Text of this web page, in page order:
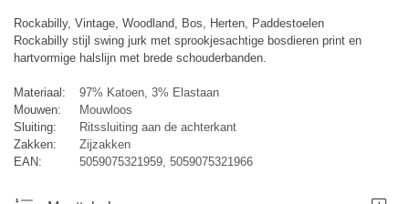
Rockabilly, Vintage, Woodland, Bos, Herten, Paddestoelen
Rockabilly stijl swing jurk met sprookjesachtige bosdieren print en
hartvormige halslijn met brede schouderbanden.
Materiaal:
97% Katoen, 3% Elastaan
Mouwen:
Mouwloos
Sluiting:
Ritssluiting aan de achterkant
Zakken:
Zijzakken
EAN:
5059075321959, 5059075321966